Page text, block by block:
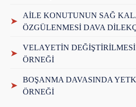
➤
AİLE KONUTUNUN SAĞ
ÖZGÜLENMESİ DAVA
➤
VELAYETİN
ÖRNEĞİ
➤
BOŞANMA DAVASINDA
ÖRNEĞİ